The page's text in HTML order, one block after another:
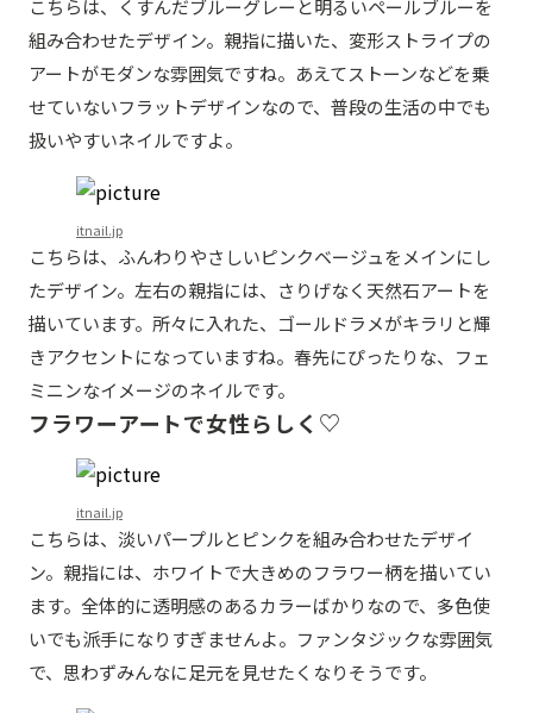
こちらは、くすんだブルーグレーと明るいペールブルーを
組み合わせたデザイン。親指に描いた、変形ストライプの
アートがモダンな雰囲気ですね。あえてストーンなどを乗
せていないフラットデザインなので、普段の生活の中でも
扱いやすいネイルですよ。
itnail.jp
こちらは、ふんわりやさしいピンクベージュをメインにし
たデザイン。左右の親指には、さりげなく天然石アートを
描いています。所々に入れた、ゴールドラメがキラリと輝
きアクセントになっていますね。春先にぴったりな、フェ
ミニンなイメージのネイルです。
フラワーアートで女性らしく♡
itnail.jp
こちらは、淡いパープルとピンクを組み合わせたデザイ
ン。親指には、ホワイトで大きめのフラワー柄を描いてい
ます。全体的に透明感のあるカラーばかりなので、多色使
いでも派手になりすぎませんよ。ファンタジックな雰囲気
で、思わずみんなに足元を見せたくなりそうです。